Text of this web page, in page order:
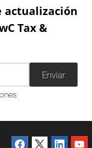
actualización
Tax &
Enviar